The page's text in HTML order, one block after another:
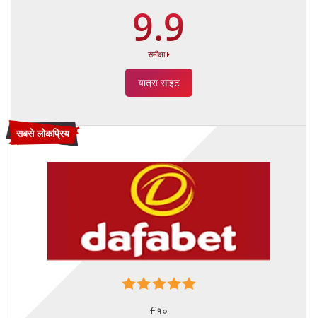
9.9
समीक्षा
यात्रा साइट
सबसे लोकप्रिय
£१०